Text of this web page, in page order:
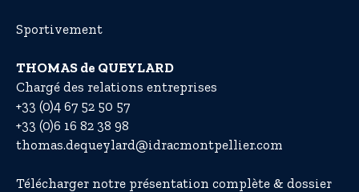
Sportivement
THOMAS de QUEYLARD
Chargé des relations entreprises
+33 (0)4 67 52 50 57
+33 (0)6 16 82 38 98
thomas.dequeylard@idracmontpellier.com
Télécharger notre présentation complète & dossier